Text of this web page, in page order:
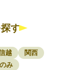
す
越
関西
み